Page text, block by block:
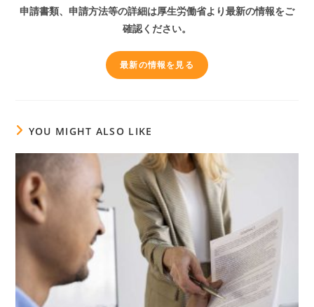
申請書類、申請方法等の詳細は厚生労働省より最新の情報をご
確認ください。
最新の情報を見る
YOU MIGHT ALSO LIKE